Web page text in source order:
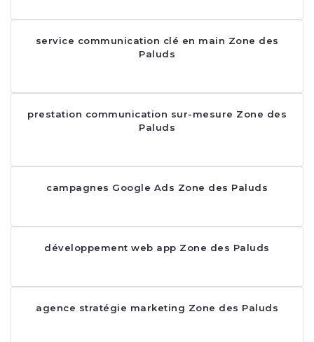
service communication clé en main Zone des
Paluds
prestation communication sur-mesure Zone des
Paluds
campagnes Google Ads Zone des Paluds
développement web app Zone des Paluds
agence stratégie marketing Zone des Paluds